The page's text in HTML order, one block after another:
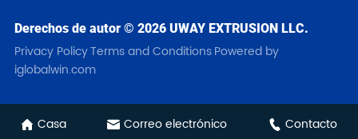
Derechos de autor © 2026 UWAY EXTRUSION LLC.
Privacy PolicyTerms and ConditionsPowered by
iglobalwin.com
Casa Correo electrónico Contacto